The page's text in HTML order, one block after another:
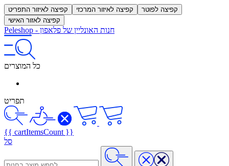
קפיצה לאיזור התפריט קפיצה לאיזור המרכזי
קפיצה לפוטר
קפיצה לאזור האישי
Peleshop - חנות האונליין של פלאפון
כל המוצרים
תפריט
{{ cartItemsCount }}
סל